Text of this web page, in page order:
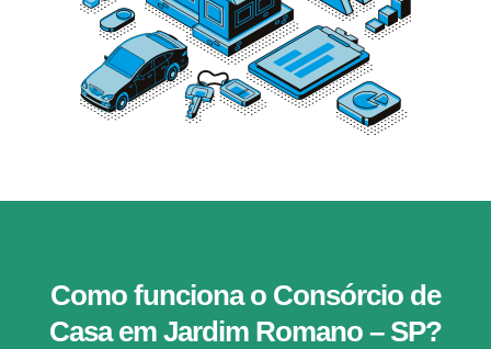
Como funciona o Consórcio de
Casa em Jardim Romano – SP?